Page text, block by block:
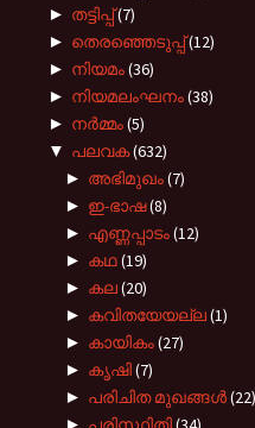
► തട്ടിപ്പ്(7)
► തെരഞ്ഞെടുപ്പ്(12)
► നിയമം(36)
► നിയമലംഘനം(38)
► നർമ്മം(5)
▼ പലവക(632)
► അഭിമുഖം(7)
► ഇ-ഭാഷ(8)
► എണ്ണപ്പാടം(12)
► കഥ(19)
► കല(20)
► കവിതയേയല്ല(1)
► കായികം(27)
► കൃഷി(7)
► പരിചിത മുഖങ്ങള്‍(22)